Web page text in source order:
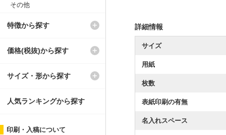
詳細情報
サイズ
用紙
枚数
表紙印刷の有無
名入れスペース
その他
特徴から探す
価格(税抜)から探す
サイズ・形から探す
人気ランキングから探す
印刷・入稿について